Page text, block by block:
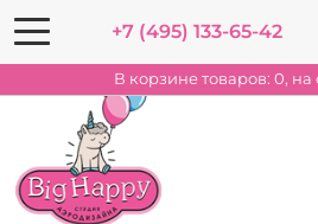
+7 (495) 133-65-42
В корзине товаров: 0, на